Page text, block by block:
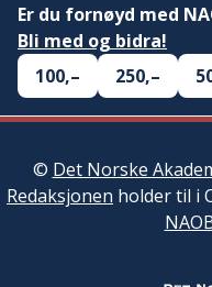
Er du fornøyd med
Bli med og bidra!
100,–
250,–
© Det Norske
Redaksjonen holder til i